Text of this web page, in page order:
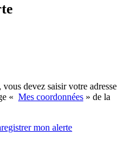
devez saisir votre adresse
« Mes coordonnées » de la
mon alerte